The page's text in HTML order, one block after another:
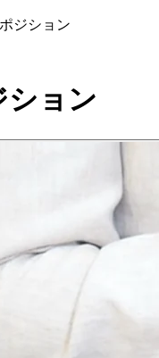
ジション
ション